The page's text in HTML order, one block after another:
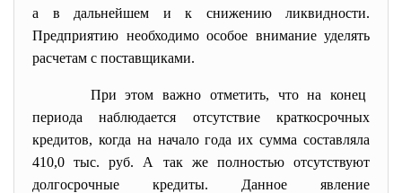
а в дальнейшем и к снижению ликвидности.
Предприятию необходимо особое внимание уделять
расчетам с поставщиками.
При этом важно отметить, что на конец
периода наблюдается отсутствие краткосрочных
кредитов, когда на начало года их сумма составляла
410,0 тыс. руб. А так же полностью отсутствуют
долгосрочные кредиты. Данное явление